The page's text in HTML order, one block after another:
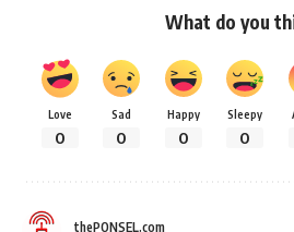
What do you
Love
0
Sad
0
Happy
0
Sleepy
0
thePONSEL.com